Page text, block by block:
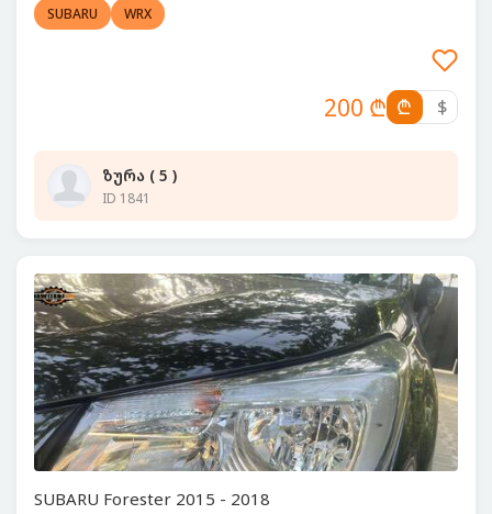
SUBARU WRX
200 ₾ ₾ $
ზურა ( 5 )
ID 1841
SUBARU Forester 2015 - 2018